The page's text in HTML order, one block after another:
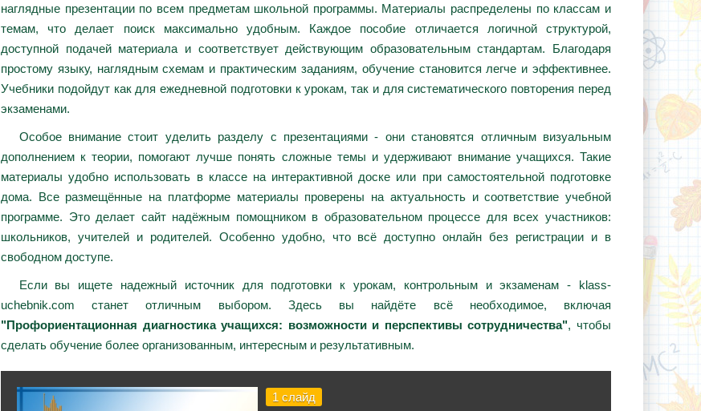
наглядные презентации по всем предметам школьной программы. Материалы распределены по классам и
темам, что делает поиск максимально удобным. Каждое пособие отличается логичной структурой,
доступной подачей материала и соответствует действующим образовательным стандартам. Благодаря
простому языку, наглядным схемам и практическим заданиям, обучение становится легче и эффективнее.
Учебники подойдут как для ежедневной подготовки к урокам, так и для систематического повторения перед
экзаменами.
Особое внимание стоит уделить разделу с презентациями - они становятся отличным визуальным
дополнением к теории, помогают лучше понять сложные темы и удерживают внимание учащихся. Такие
материалы удобно использовать в классе на интерактивной доске или при самостоятельной подготовке
дома. Все размещённые на платформе материалы проверены на актуальность и соответствие учебной
программе. Это делает сайт надёжным помощником в образовательном процессе для всех участников:
школьников, учителей и родителей. Особенно удобно, что всё доступно онлайн без регистрации и в
свободном доступе.
Если вы ищете надежный источник для подготовки к урокам, контрольным и экзаменам - klass-
uchebnik.com станет отличным выбором. Здесь вы найдёте всё необходимое, включая
"Профориентационная диагностика учащихся: возможности и перспективы сотрудничества", чтобы
сделать обучение более организованным, интересным и результативным.
1 слайд